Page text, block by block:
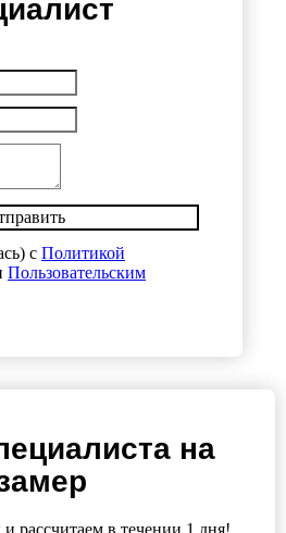
с Политикой
Пользовательским
на